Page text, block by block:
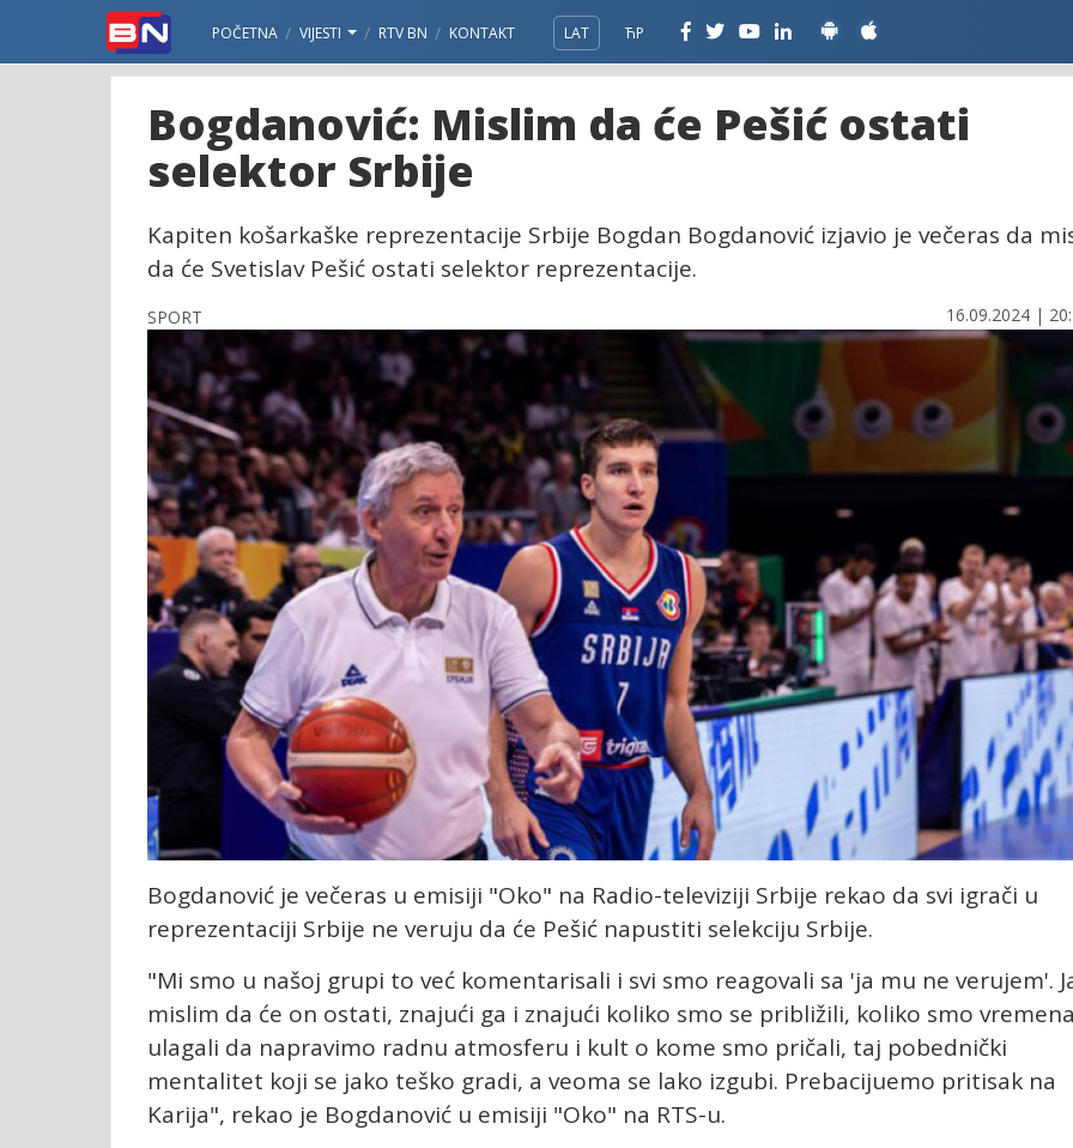
POČETNA VIJESTI RTV BN KONTAKT LAT ЋР
Bogdanović: Mislim da će Pešić ostati
selektor Srbije
Kapiten košarkaške reprezentacije Srbije Bogdan Bogdanović izjavio je večeras da
da će Svetislav Pešić ostati selektor reprezentacije.
SPORT 16.09.2024 |
Bogdanović je večeras u emisiji "Oko" na Radio-televiziji Srbije rekao da svi igrači u
reprezentaciji Srbije ne veruju da će Pešić napustiti selekciju Srbije.
"Mi smo u našoj grupi to već komentarisali i svi smo reagovali sa 'ja mu ne verujem'.
mislim da će on ostati, znajući ga i znajući koliko smo se približili, koliko smo
ulagali da napravimo radnu atmosferu i kult o kome smo pričali, taj pobednički
mentalitet koji se jako teško gradi, a veoma se lako izgubi. Prebacijuemo pritisak na
Karija", rekao je Bogdanović u emisiji "Oko" na RTS-u.